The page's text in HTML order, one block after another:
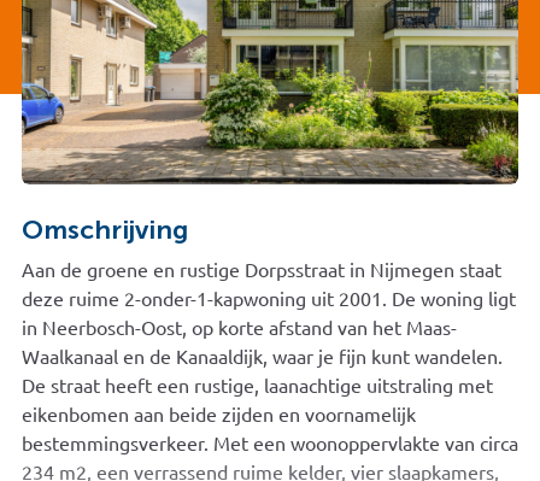
Omschrijving
Aan de groene en rustige Dorpsstraat in Nijmegen staat
deze ruime 2-onder-1-kapwoning uit 2001. De woning ligt
in Neerbosch-Oost, op korte afstand van het Maas-
Waalkanaal en de Kanaaldijk, waar je fijn kunt wandelen.
De straat heeft een rustige, laanachtige uitstraling met
eikenbomen aan beide zijden en voornamelijk
bestemmingsverkeer. Met een woonoppervlakte van circa
234 m2, een verrassend ruime kelder, vier slaapkamers,